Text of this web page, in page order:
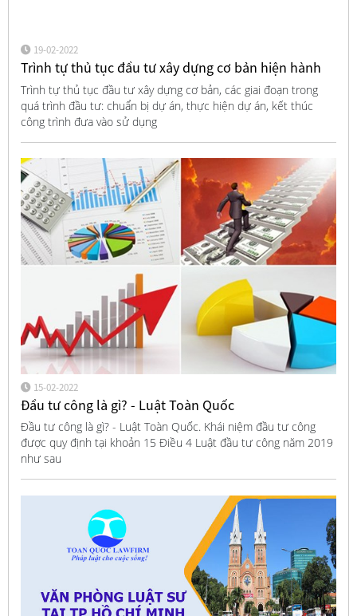
19-02-2022
Trình tự thủ tục đầu tư xây dựng cơ bản hiện hành
Trình tự thủ tục đầu tư xây dựng cơ bản, các giai đoạn trong
quá trình đầu tư: chuẩn bị dự án, thực hiện dự án, kết thúc
công trình đưa vào sử dụng
15-02-2022
Đầu tư công là gì? - Luật Toàn Quốc
Đầu tư công là gì? - Luật Toàn Quốc. Khái niệm đầu tư công
được quy định tại khoản 15 Điều 4 Luật đầu tư công năm 2019
như sau